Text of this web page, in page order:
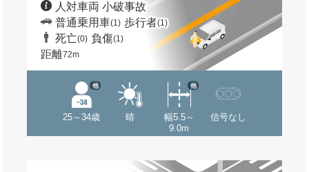
人対車両 小破事故
普通乗用車(1) 歩行者(1)
死亡(0) 負傷(1)
距離72m
25～34歳
他
晴
幅5.5～
9.0m
他
信号なし